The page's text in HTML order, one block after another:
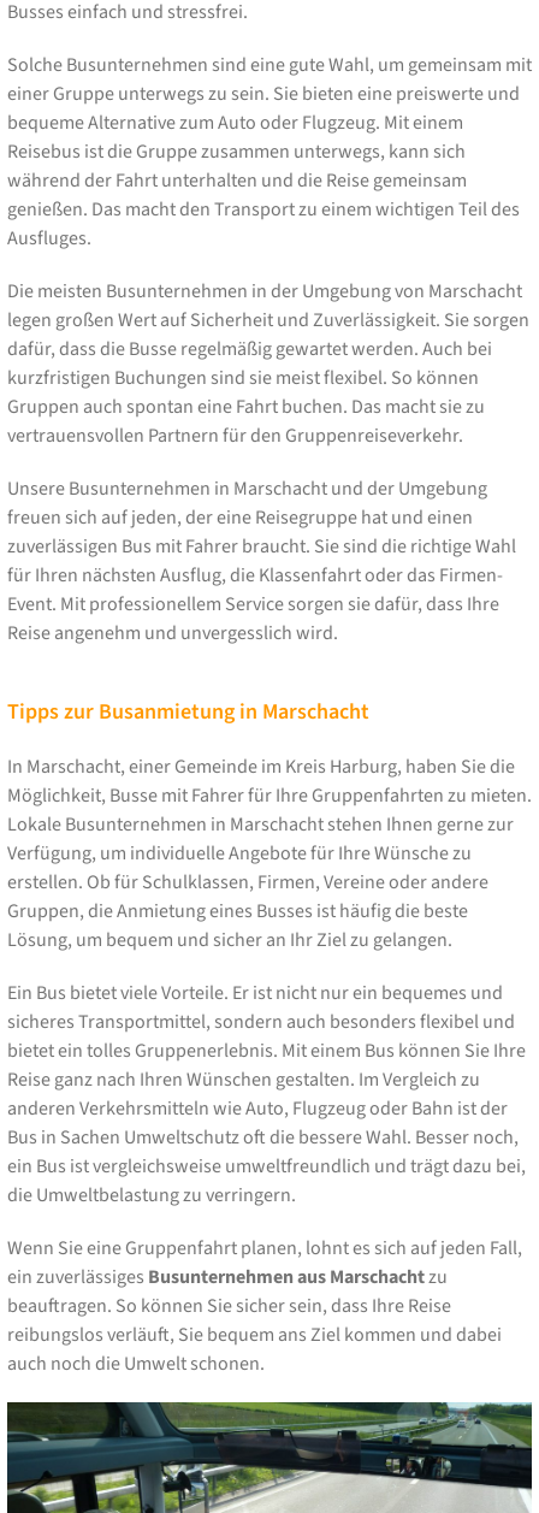
Busses einfach und stressfrei.
Solche Busunternehmen sind eine gute Wahl, um gemeinsam mit
einer Gruppe unterwegs zu sein. Sie bieten eine preiswerte und
bequeme Alternative zum Auto oder Flugzeug. Mit einem
Reisebus ist die Gruppe zusammen unterwegs, kann sich
während der Fahrt unterhalten und die Reise gemeinsam
genießen. Das macht den Transport zu einem wichtigen Teil des
Ausfluges.
Die meisten Busunternehmen in der Umgebung von Marschacht
legen großen Wert auf Sicherheit und Zuverlässigkeit. Sie sorgen
dafür, dass die Busse regelmäßig gewartet werden. Auch bei
kurzfristigen Buchungen sind sie meist flexibel. So können
Gruppen auch spontan eine Fahrt buchen. Das macht sie zu
vertrauensvollen Partnern für den Gruppenreiseverkehr.
Unsere Busunternehmen in Marschacht und der Umgebung
freuen sich auf jeden, der eine Reisegruppe hat und einen
zuverlässigen Bus mit Fahrer braucht. Sie sind die richtige Wahl
für Ihren nächsten Ausflug, die Klassenfahrt oder das Firmen-
Event. Mit professionellem Service sorgen sie dafür, dass Ihre
Reise angenehm und unvergesslich wird.
Tipps zur Busanmietung in Marschacht
In Marschacht, einer Gemeinde im Kreis Harburg, haben Sie die
Möglichkeit, Busse mit Fahrer für Ihre Gruppenfahrten zu mieten.
Lokale Busunternehmen in Marschacht stehen Ihnen gerne zur
Verfügung, um individuelle Angebote für Ihre Wünsche zu
erstellen. Ob für Schulklassen, Firmen, Vereine oder andere
Gruppen, die Anmietung eines Busses ist häufig die beste
Lösung, um bequem und sicher an Ihr Ziel zu gelangen.
Ein Bus bietet viele Vorteile. Er ist nicht nur ein bequemes und
sicheres Transportmittel, sondern auch besonders flexibel und
bietet ein tolles Gruppenerlebnis. Mit einem Bus können Sie Ihre
Reise ganz nach Ihren Wünschen gestalten. Im Vergleich zu
anderen Verkehrsmitteln wie Auto, Flugzeug oder Bahn ist der
Bus in Sachen Umweltschutz oft die bessere Wahl. Besser noch,
ein Bus ist vergleichsweise umweltfreundlich und trägt dazu bei,
die Umweltbelastung zu verringern.
Wenn Sie eine Gruppenfahrt planen, lohnt es sich auf jeden Fall,
ein zuverlässiges Busunternehmen aus Marschachtzu
beauftragen. So können Sie sicher sein, dass Ihre Reise
reibungslos verläuft, Sie bequem ans Ziel kommen und dabei
auch noch die Umwelt schonen.